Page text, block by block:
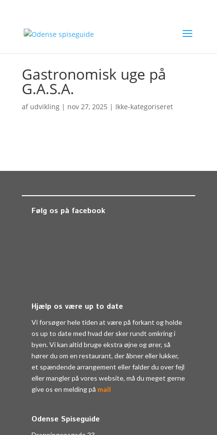
Gastronomisk uge på
G.A.S.A.
af udvikling| nov 27, 2025 | Ikke-kategoriseret
Følg os på facebook
Hjælp os være up to date
Vi forsøger hele tiden at være på forkant og holde
os up to date med hvad der sker rundt omkring i
byen. Vi kan altid bruge ekstra øjne og ører, så
hører du om en restaurant, der åbner eller lukker,
et spændende arrangement eller falder du over fejl
eller mangler på vores website, må du meget gerne
give os en melding på mail
Odense Spiseguide